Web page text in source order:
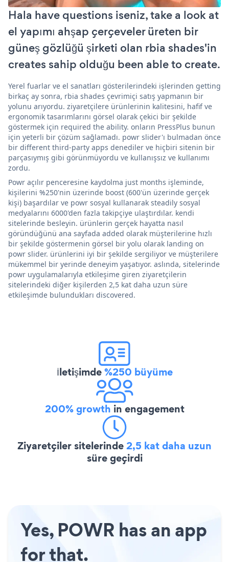
Hala have questions iseniz, take a look at
el yapımı ahşap çerçeveler üreten bir
güneş gözlüğü şirketi olan rbia shades'in
creates sahip olduğu been able to create.
Yerel fuarlar ve el sanatları gösterilerindeki işlerinden getting
birkaç ay sonra, rbia shades çevrimiçi satış yapmanın bir
yolunu arıyordu. ziyaretçilere ürünlerinin kalitesini, hafif ve
ergonomik tasarımlarını görsel olarak çekici bir şekilde
göstermek için required the ability. onların PressPlus bunun
için yeterli bir çözüm sağlamadı. powr slider'ı bulmadan önce
bir different third-party apps denediler ve hiçbiri sitenin bir
parçasıymış gibi görünmüyordu ve kullanışsız ve kullanımı
zordu.
Powr açılır penceresine kaydolma just months işleminde,
kişilerini %250'nin üzerinde boost (600'ün üzerinde gerçek
kişi) başardılar ve powr sosyal kullanarak steadily sosyal
medyalarını 6000'den fazla takipçiye ulaştırdılar. kendi
sitelerinde besleyin. ürünlerin gerçek hayatta nasıl
göründüğünü ana sayfada added olarak müşterilerine hızlı
bir şekilde göstermenin görsel bir yolu olarak landing on
powr slider. ürünlerini iyi bir şekilde sergiliyor ve müşterilere
mükemmel bir yerinde deneyim yaşatıyor. aslında, sitelerinde
powr uygulamalarıyla etkileşime giren ziyaretçilerin
sitelerindeki diğer kişilerden 2,5 kat daha uzun süre
etkileşimde bulundukları discovered.
İletişimde%250 büyüme
200% growth in engagement
Ziyaretçiler sitelerinde2,5 kat daha uzun
süre geçirdi
Yes, POWR has an app
for that.